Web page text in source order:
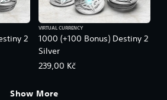
2
1000 (+100 Bonus) Destiny 2
Silver
VIRTUAL CURRENCY
239,00 Kč
Show More